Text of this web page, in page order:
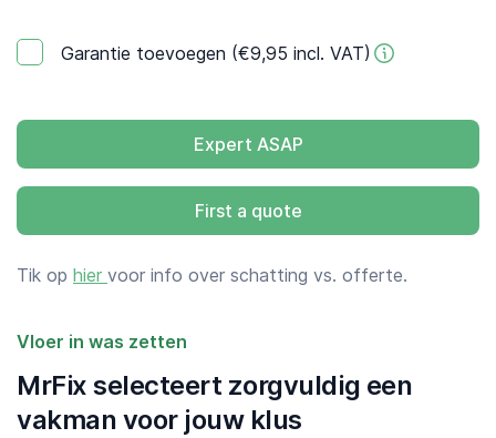
Garantie toevoegen (€9,95 incl. VAT)
Expert ASAP
First a quote
Tik op hier voor info over schatting vs. offerte.
Vloer in was zetten
MrFix selecteert zorgvuldig een
vakman voor jouw klus